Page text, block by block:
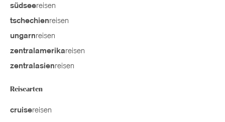
südseereisen
tschechienreisen
ungarnreisen
zentralamerikareisen
zentralasienreisen
Reisearten
cruisereisen